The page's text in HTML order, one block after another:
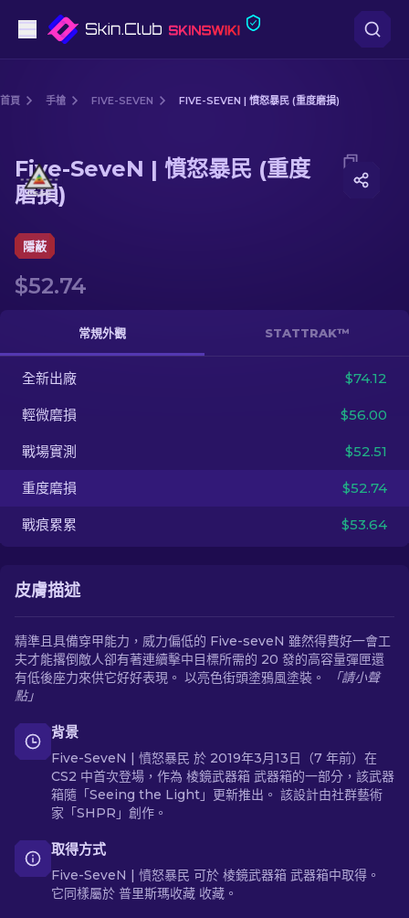
步槍
武器箱
ZH-TW
首頁 手槍 FIVE-SEVEN FIVE-SEVEN | 憤怒暴民 (重度磨損)
Media of Five-SeveN | 憤怒暴民 (重度磨損)
Five-SeveN | 憤怒暴民 (重度
磨損)
隱蔽
$52.74
常規外觀 STATTRAK™
全新出廠 $74.12
輕微磨損 $56.00
戰場實測 $52.51
重度磨損 $52.74
戰痕累累 $53.64
皮膚描述
精準且具備穿甲能力，威力偏低的 Five-seveN 雖然得費好一會工
夫才能撂倒敵人卻有著連續擊中目標所需的 20 發的高容量彈匣還
有低後座力來供它好好表現。 以亮色街頭塗鴉風塗裝。
「請小聲
點」
背景
Five-SeveN | 憤怒暴民 於 2019年3月13日（7 年前）在
CS2 中首次登場，作為 棱鏡武器箱 武器箱的一部分，該武器
箱隨「Seeing the Light」更新推出。 該設計由社群藝術
家「SHPR」創作。
取得方式
Five-SeveN | 憤怒暴民 可於 棱鏡武器箱 武器箱中取得。
它同樣屬於 普里斯瑪收藏 收藏。